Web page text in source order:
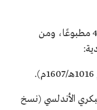
تضم المكتبة المحمودية 3314 مخطوطًا،و4391 مطبوعًا، ومن
الأندلسي (نسخ